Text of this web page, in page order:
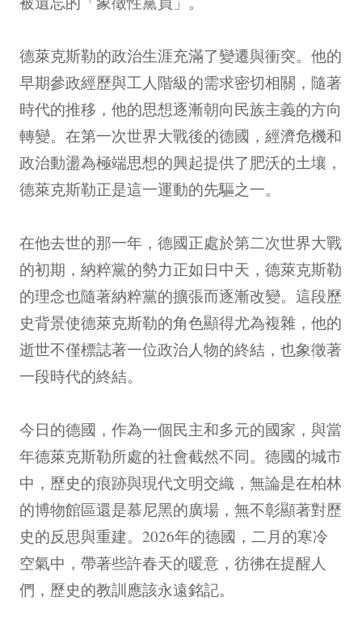
德萊克斯勒的政治生涯充滿了變遷與衝突。他的
早期參政經歷與工人階級的需求密切相關，隨著
時代的推移，他的思想逐漸朝向民族主義的方向
轉變。在第一次世界大戰後的德國，經濟危機和
政治動盪為極端思想的興起提供了肥沃的土壤，
德萊克斯勒正是這一運動的先驅之一。
在他去世的那一年，德國正處於第二次世界大戰
的初期，納粹黨的勢力正如日中天，德萊克斯勒
的理念也隨著納粹黨的擴張而逐漸改變。這段歷
史背景使德萊克斯勒的角色顯得尤為複雜，他的
逝世不僅標誌著一位政治人物的終結，也象徵著
一段時代的終結。
今日的德國，作為一個民主和多元的國家，與當
年德萊克斯勒所處的社會截然不同。德國的城市
中，歷史的痕跡與現代文明交織，無論是在柏林
的博物館區還是慕尼黑的廣場，無不彰顯著對歷
史的反思與重建。2026年的德國，二月的寒冷
空氣中，帶著些許春天的暖意，彷彿在提醒人
們，歷史的教訓應該永遠銘記。